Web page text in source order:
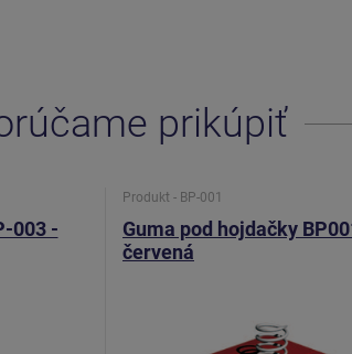
prikúpiť
003 -
Produkt - BP-001
Guma pod hojdačky
červená